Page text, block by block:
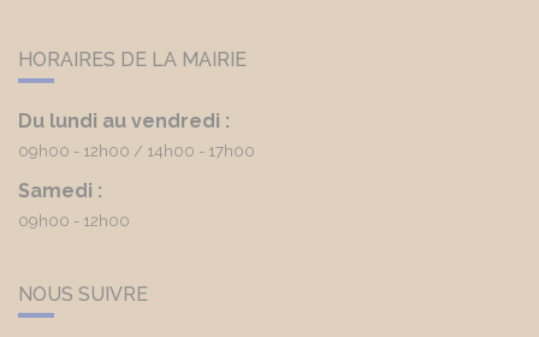
HORAIRES DE LA MAIRIE
Du lundi au vendredi :
09h00 - 12h00 14h00 - 17h00
Samedi :
09h00 - 12h00
NOUS SUIVRE